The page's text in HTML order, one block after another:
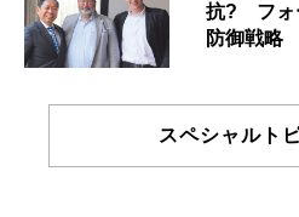
抗? フォ
防御戦略
スペシャルト